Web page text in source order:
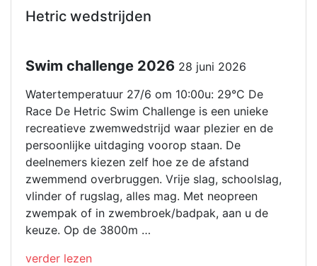
Hetric wedstrijden
Swim challenge 2026 28 juni 2026
Watertemperatuur 27/6 om 10:00u: 29°C De
Race De Hetric Swim Challenge is een unieke
recreatieve zwemwedstrijd waar plezier en de
persoonlijke uitdaging voorop staan. De
deelnemers kiezen zelf hoe ze de afstand
zwemmend overbruggen. Vrije slag, schoolslag,
vlinder of rugslag, alles mag. Met neopreen
zwempak of in zwembroek/badpak, aan u de
keuze. Op de 3800m …
“Swim
verder lezen